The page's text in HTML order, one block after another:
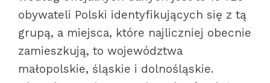
obywateli Polski identyfikujących się z tą
grupą, a miejsca, które najliczniej obecnie
zamieszkują, to województwa
małopolskie, śląskie i dolnośląskie.